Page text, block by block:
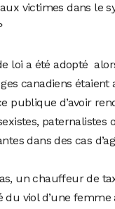
victimes dans le
loi a été adopté
canadiens étaient
publique d’avoir
paternalistes
dans des cas
un chauffeur de
du viol d’une femme